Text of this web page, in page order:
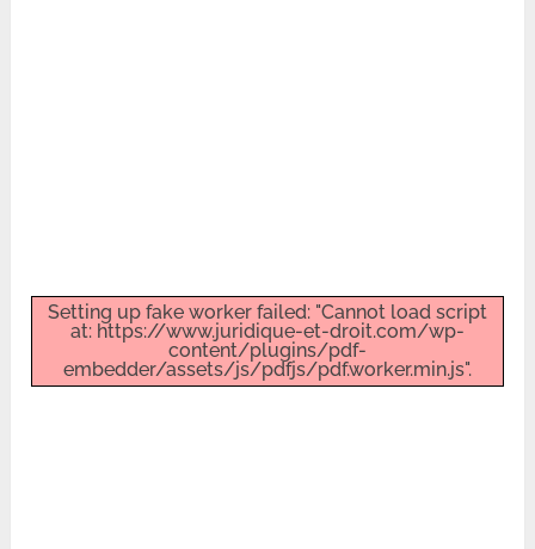
Setting up fake worker failed: "Cannot load script
at: https://www.juridique-et-droit.com/wp-
content/plugins/pdf-
embedder/assets/js/pdfjs/pdf.worker.min.js".